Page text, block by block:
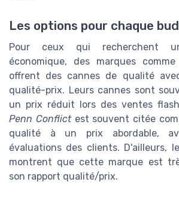
Les options pour chaque
Pour ceux qui recherchent
économique, des marques
offrent des cannes de qualité
qualité-prix. Leurs cannes sont
un prix réduit lors des ventes
Penn Conflictest souvent citée
qualité à un prix abordable,
évaluations des clients. D'ailleurs,
montrent que cette marque est
son rapport qualité/prix.